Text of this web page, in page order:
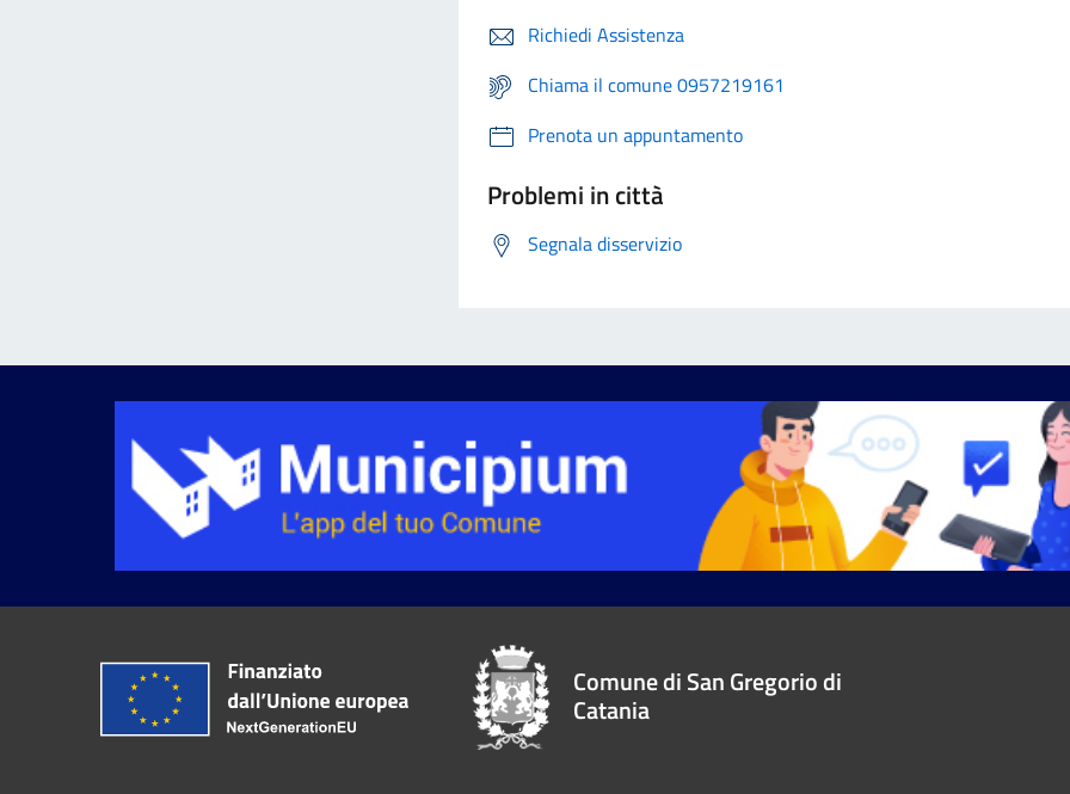
Richiedi Assistenza
Chiama il comune 0957219161
Prenota un appuntamento
Problemi in città
Segnala disservizio
Comune di San Gregorio di
Catania